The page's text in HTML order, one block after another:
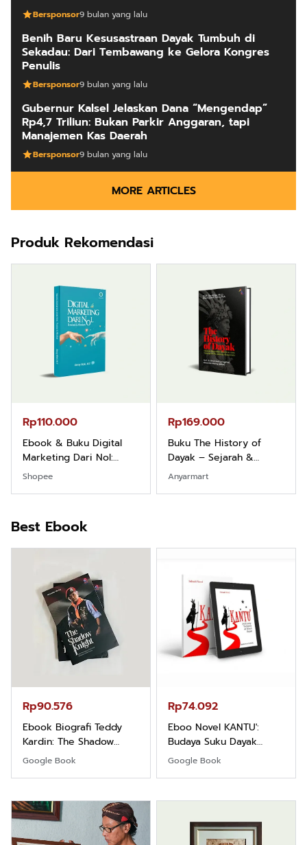
Bersponsor9 bulan yang lalu
Benih Baru Kesusastraan Dayak Tumbuh di
Sekadau: Dari Tembawang ke Gelora Kongres
Penulis
Bersponsor9 bulan yang lalu
Gubernur Kalsel Jelaskan Dana “Mengendap”
Rp4,7 Triliun: Bukan Parkir Anggaran, tapi
Manajemen Kas Daerah
Bersponsor9 bulan yang lalu
MORE ARTICLES
Produk Rekomendasi
Rp110.000
Ebook & Buku Digital
Marketing Dari Nol:
Fondasi & Mindset untuk
Pemula
Shopee
Rp169.000
Buku The History of
Dayak – Sejarah &
Identitas Borneo Asli
Anyarmart
Best Ebook
Rp90.576
Ebook Biografi Teddy
Kardin: The Shadow
Khight |
Google Book
Rp74.092
Eboo Novel KANTU':
Budaya Suku Dayak
Borneo
Google Book